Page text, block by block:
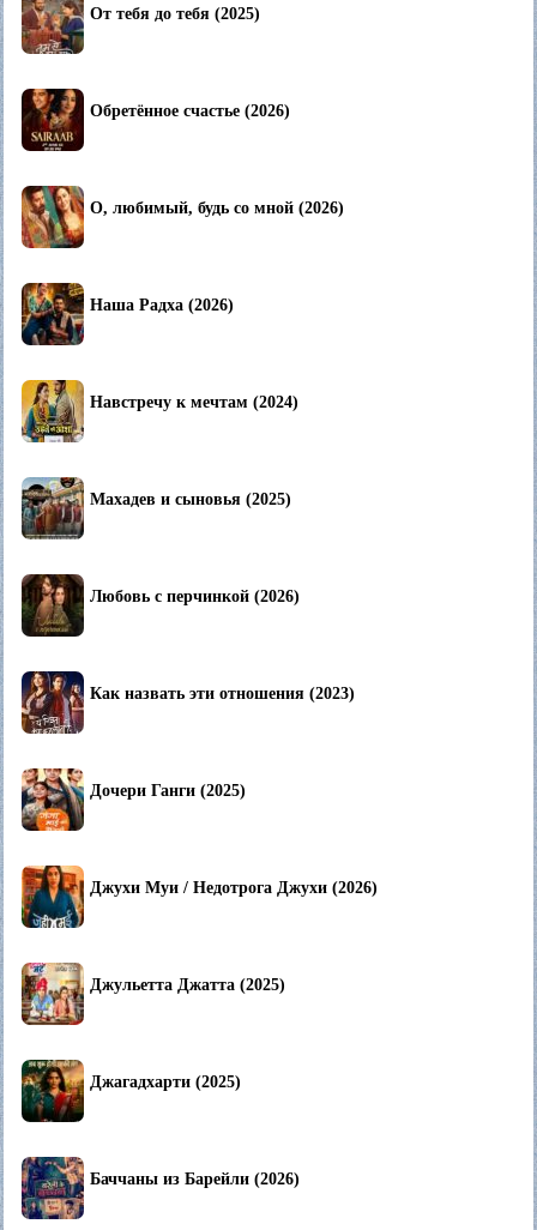
От тебя до тебя (2025)
Обретённое счастье (2026)
О, любимый, будь со мной (2026)
Наша Радха (2026)
Навстречу к мечтам (2024)
Махадев и сыновья (2025)
Любовь с перчинкой (2026)
Как назвать эти отношения (2023)
Дочери Ганги (2025)
Джухи Муи / Недотрога Джухи (2026)
Джульетта Джатта (2025)
Джагадхарти (2025)
Баччаны из Барейли (2026)